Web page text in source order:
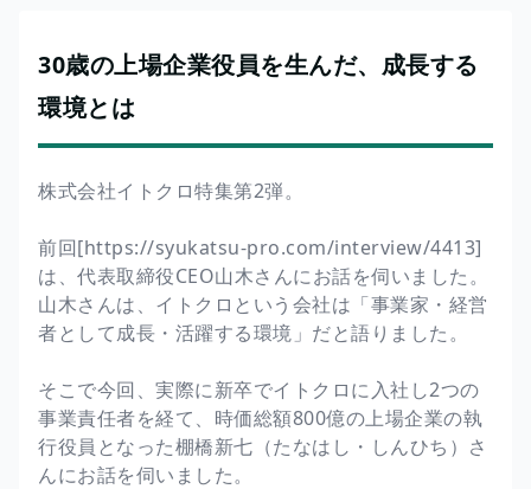
30歳の上場企業役員を生んだ、成長する
環境とは
株式会社イトクロ特集第2弾。
前回[https://syukatsu-pro.com/interview/4413]
は、代表取締役CEO山木さんにお話を伺いました。
山木さんは、イトクロという会社は「事業家・経営
者として成長・活躍する環境」だと語りました。
そこで今回、実際に新卒でイトクロに入社し2つの
事業責任者を経て、時価総額800億の上場企業の執
行役員となった棚橋新七（たなはし・しんひち）さ
んにお話を伺いました。